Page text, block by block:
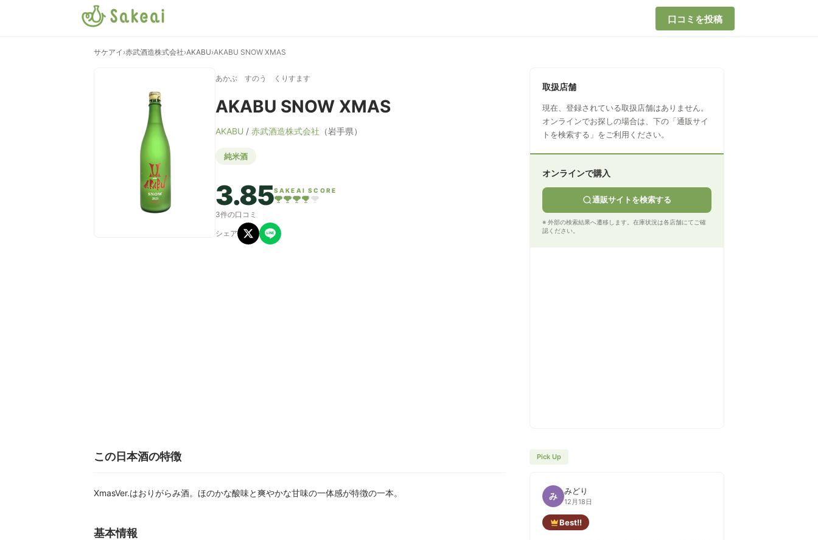
口コミを投稿
サケアイ ›赤武酒造株式会社›AKABU›AKABU SNOW XMAS
あかぶ すのう くりすます
AKABU SNOW XMAS
AKABU / 赤武酒造株式会社 （岩手県）
純米酒
3.85SAKEAI SCORE
3件の口コミ
シェア
取扱店舗
現在、登録されている取扱店舗はありません。
オンラインでお探しの場合は、下の「通販サイ
トを検索する」をご利用ください。
オンラインで購入
通販サイトを検索する
※ 外部の検索結果へ遷移します。在庫状況は各店舗にてご確
認ください。
この日本酒の特徴
XmasVer.はおりがらみ酒。ほのかな酸味と爽やかな甘味の一体感が特徴の一本。
基本情報
Pick Up
み みどり
12月18日
Best!!